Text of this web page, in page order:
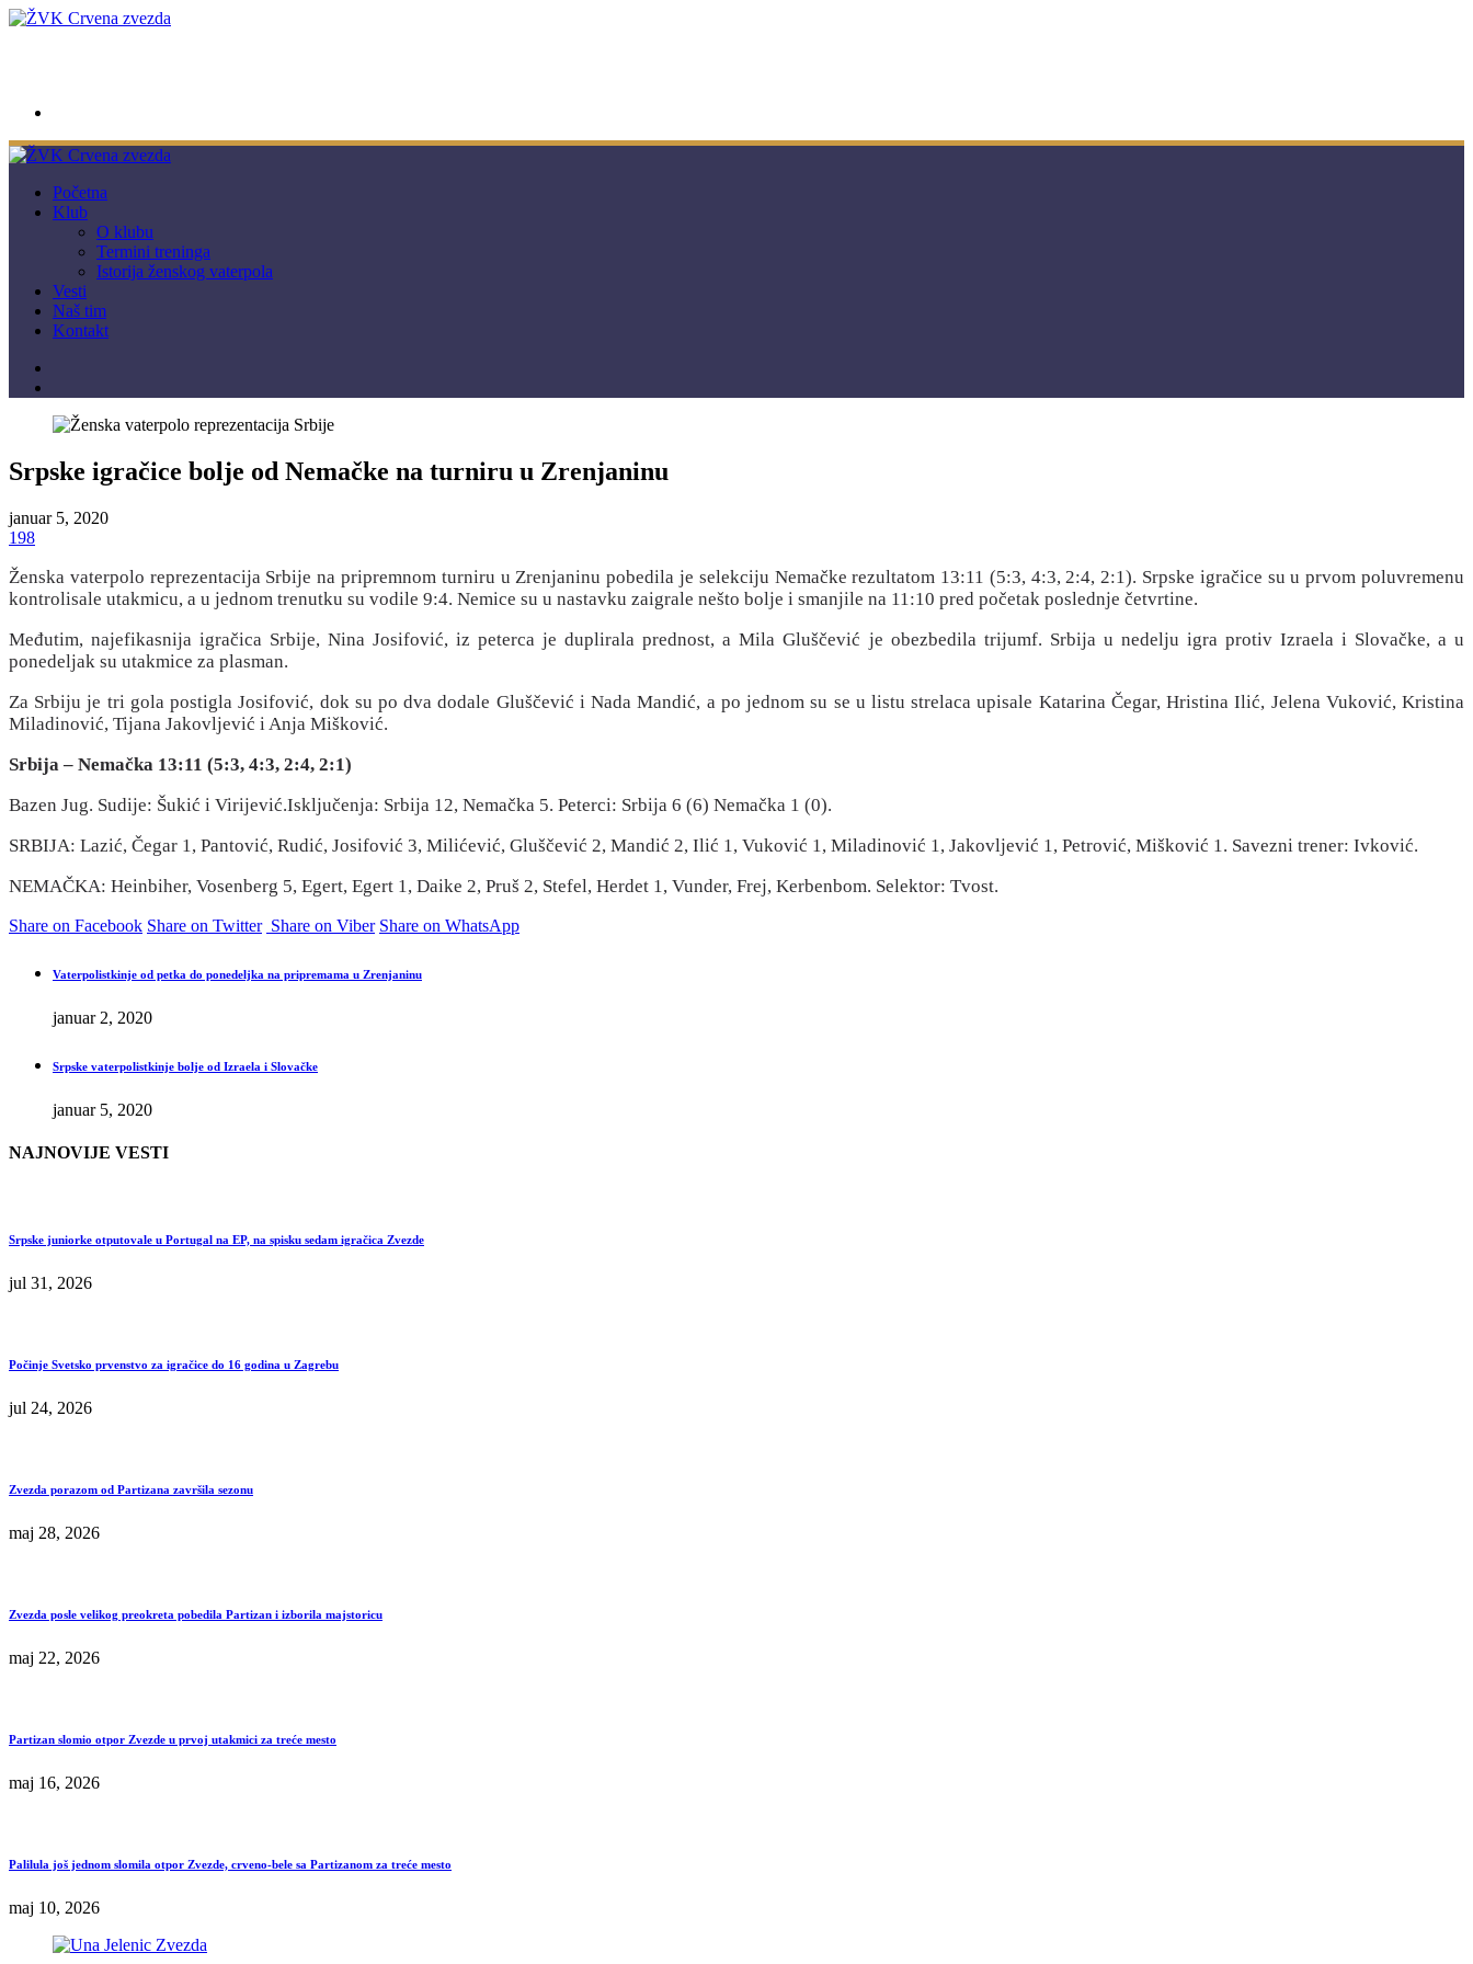
Početna
Klub
O klubu
Termini treninga
Istorija ženskog vaterpola
Vesti
Naš tim
Kontakt
Srpske igračice bolje od Nemačke na turniru u Zrenjaninu
januar 5, 2020
198
Ženska vaterpolo reprezentacija Srbije na pripremnom turniru u Zrenjaninu pobedila je selekciju Nemačke rezultatom 13:11 (5:3, 4:3, 2:4, 2:1). Srpske igračice su u prvom poluvremenu
kontrolisale utakmicu, a u jednom trenutku su vodile 9:4. Nemice su u nastavku zaigrale nešto bolje i smanjile na 11:10 pred početak poslednje četvrtine.
Međutim, najefikasnija igračica Srbije, Nina Josifović, iz peterca je duplirala prednost, a Mila Gluščević je obezbedila trijumf. Srbija u nedelju igra protiv Izraela i Slovačke, a u
ponedeljak su utakmice za plasman.
Za Srbiju je tri gola postigla Josifović, dok su po dva dodale Gluščević i Nada Mandić, a po jednom su se u listu strelaca upisale Katarina Čegar, Hristina Ilić, Jelena Vuković, Kristina
Miladinović, Tijana Jakovljević i Anja Mišković.
Srbija – Nemačka 13:11 (5:3, 4:3, 2:4, 2:1)
Bazen Jug. Sudije: Šukić i Virijević.Isključenja: Srbija 12, Nemačka 5. Peterci: Srbija 6 (6) Nemačka 1 (0).
SRBIJA: Lazić, Čegar 1, Pantović, Rudić, Josifović 3, Milićević, Gluščević 2, Mandić 2, Ilić 1, Vuković 1, Miladinović 1, Jakovljević 1, Petrović, Mišković 1. Savezni trener: Ivković.
NEMAČKA: Heinbiher, Vosenberg 5, Egert, Egert 1, Daike 2, Pruš 2, Stefel, Herdet 1, Vunder, Frej, Kerbenbom. Selektor: Tvost.
Share on Facebook Share on Twitter Share on Viber Share on WhatsApp
Vaterpolistkinje od petka do ponedeljka na pripremama u Zrenjaninu
januar 2, 2020
Srpske vaterpolistkinje bolje od Izraela i Slovačke
januar 5, 2020
NAJNOVIJE VESTI
Srpske juniorke otputovale u Portugal na EP, na spisku sedam igračica Zvezde
jul 31, 2026
Počinje Svetsko prvenstvo za igračice do 16 godina u Zagrebu
jul 24, 2026
Zvezda porazom od Partizana završila sezonu
maj 28, 2026
Zvezda posle velikog preokreta pobedila Partizan i izborila majstoricu
maj 22, 2026
Partizan slomio otpor Zvezde u prvoj utakmici za treće mesto
maj 16, 2026
Palilula još jednom slomila otpor Zvezde, crveno-bele sa Partizanom za treće mesto
maj 10, 2026